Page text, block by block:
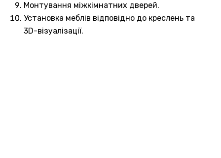
Монтування міжкімнатних дверей.
Установка меблів відповідно до креслень та
3D-візуалізації.